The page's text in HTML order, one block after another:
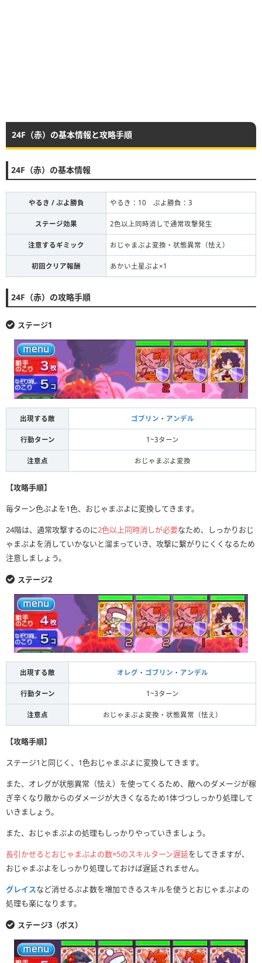
24F（赤）の基本情報と攻略手順
24F（赤）の基本情報
やるき / ぷよ勝負 やるき：10 ぷよ勝負：3
ステージ効果 2色以上同時消しで通常攻撃発生
注意するギミック おじゃまぷよ変換・状態異常（怯え）
初回クリア報酬 あかい土星ぷよ×1
24F（赤）の攻略手順
ステージ1
出現する敵 ゴブリン ・ アンデル
行動ターン 1~3ターン
注意点 おじゃまぷよ変換
【攻略手順】
毎ターン色ぷよを1色、おじゃまぷよに変換してきます。
24階は、通常攻撃するのに2色以上同時消しが必要なため、しっかりおじ
ゃまぷよを消していかないと溜まっていき、攻撃に繋がりにくくなるため
注意しましょう。
ステージ2
出現する敵 オレグ ・ ゴブリン ・ アンデル
行動ターン 1~3ターン
注意点 おじゃまぷよ変換・状態異常（怯え）
【攻略手順】
ステージ1と同じく、1色おじゃまぷよに変換してきます。
また、オレグが状態異常（怯え）を使ってくるため、敵へのダメージが稼
ぎ辛くなり敵からのダメージが大きくなるため1体づつしっかり処理して
いきましょう。
また、おじゃまぷよの処理もしっかりやっていきましょう。
長引かせるとおじゃまぷよの数×5のスキルターン遅延をしてきますが、
おじゃまぷよをしっかり処理しておけば遅延されません。
グレイスなど消せるぷよ数を増加できるスキルを使うとおじゃまぷよの
処理も楽になります。
ステージ3（ボス）